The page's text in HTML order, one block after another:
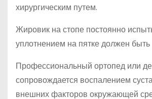
хирургическим путем.
Жировик на стопе постоянно
уплотнением на пятке должен
Профессиональный ортопед или
сопровождается воспалением
внешних факторов окружающей